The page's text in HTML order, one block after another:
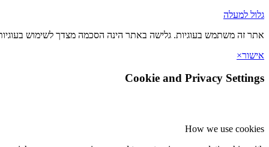
גלול למעלה
אתר זה משתמש בעוגיות. גלישה באתר הינה הסכמה מצדך לשימוש
אישור×
Cookie and Privacy Settings
How we use cookies